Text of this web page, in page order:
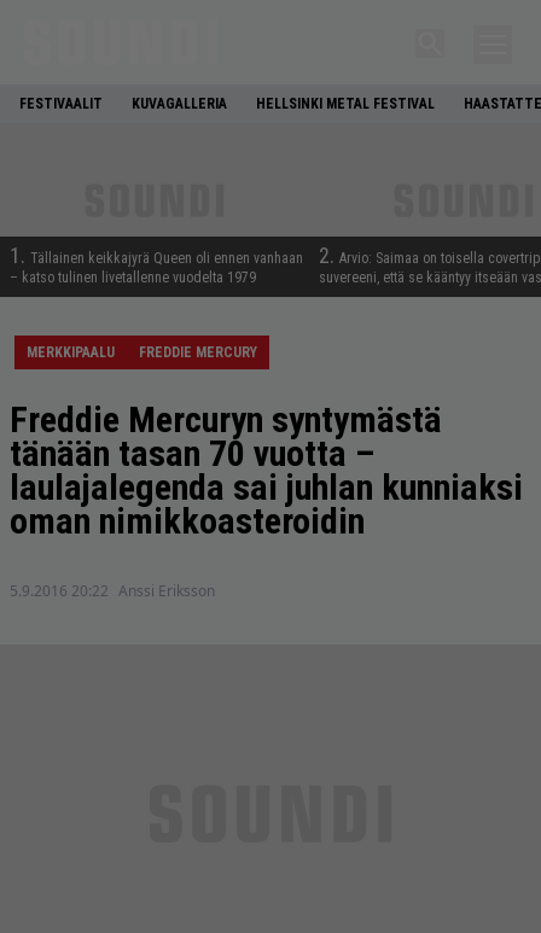
FESTIVAALIT KUVAGALLERIA HELLSINKI METAL FESTIVAL
1. Tällainen keikkajyrä Queen oli ennen vanhaan
– katso tulinen livetallenne vuodelta 1979
2. Arvio: Saimaa on toisella
suvereeni, että se kääntyy itseään
MERKKIPAALU FREDDIE MERCURY
Freddie Mercuryn syntymästä
tänään tasan 70 vuotta –
laulajalegenda sai juhlan kunniaksi
oman nimikkoasteroidin
5.9.2016 20:22 Anssi Eriksson